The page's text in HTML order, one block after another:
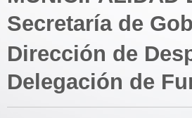
Secretaría de
Dirección de
Delegación de